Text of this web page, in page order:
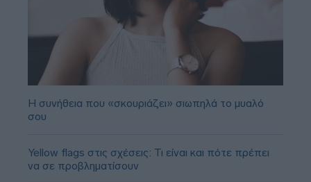
Η συνήθεια που «σκουριάζει» σιωπηλά το μυαλό
σου
Yellow flags στις σχέσεις: Τι είναι και πότε πρέπει
να σε προβληματίσουν